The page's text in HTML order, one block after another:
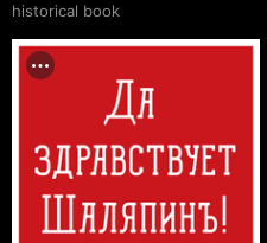
historical book